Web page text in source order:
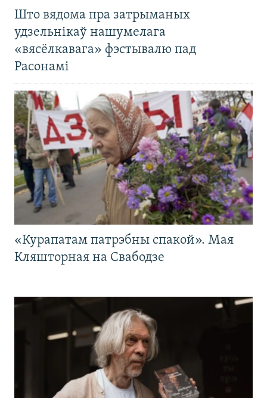
Што вядома пра затрыманых
удзельнікаў нашумелага
«вясёлкавага» фэстывалю пад
Расонамі
«Курапатам патрэбны спакой». Мая
Кляшторная на Свабодзе